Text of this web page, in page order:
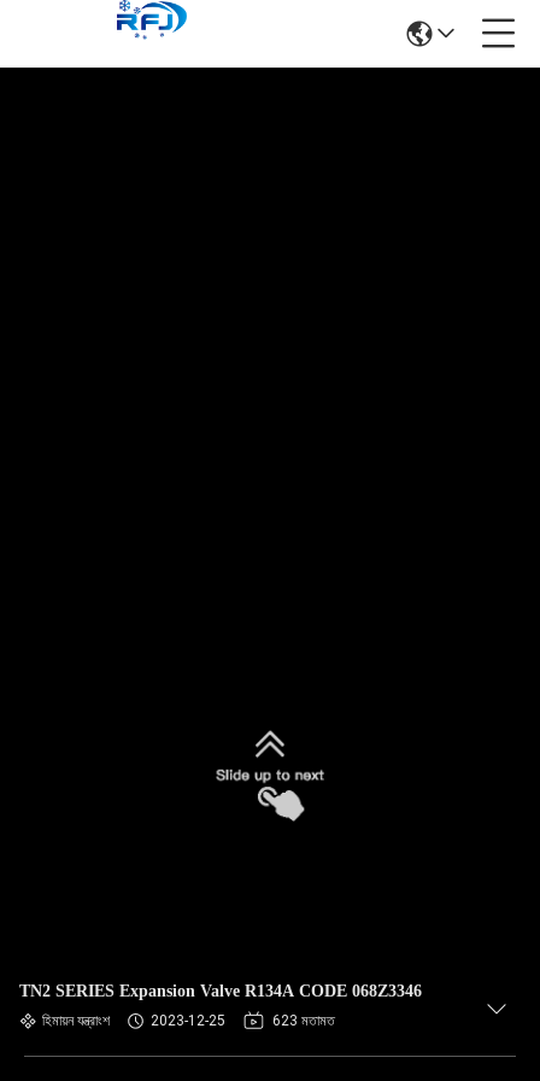
TN2 SERIES Expansion Valve R134A CODE 068Z3346
হিমায়ন যন্ত্রাংশ 2023-12-25 623 মতামত